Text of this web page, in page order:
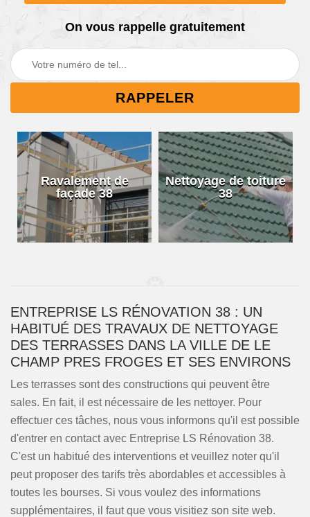
On vous rappelle gratuitement
Ravalement de
façade 38
Nettoyage de toiture
38
ENTREPRISE LS RÉNOVATION 38 : UN
HABITUÉ DES TRAVAUX DE NETTOYAGE
DES TERRASSES DANS LA VILLE DE LE
CHAMP PRES FROGES ET SES ENVIRONS
Les terrasses sont des constructions qui peuvent être
sales. En fait, il est nécessaire de les nettoyer. Pour
effectuer ces tâches, nous vous informons qu'il est possible
d'entrer en contact avec Entreprise LS Rénovation 38.
C'est un habitué des interventions et veuillez noter qu'il
peut proposer des tarifs très abordables et accessibles à
toutes les bourses. Si vous voulez des informations
supplémentaires, il faut que vous visitiez son site web.